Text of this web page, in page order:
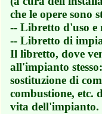
che le opere sono
-- Libretto d'uso e
-- Libretto di
Il libretto, dove
all'impianto
sostituzione di
combustione, etc.
vita dell'impianto.